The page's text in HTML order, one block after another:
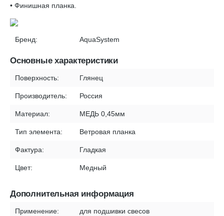
• Финишная планка.
Бренд: AquaSystem
Основные характеристики
Поверхность: Глянец
Производитель: Россия
Материал: МЕДЬ 0,45мм
Тип элемента: Ветровая планка
Фактура: Гладкая
Цвет: Медный
Дополнительная информация
Применение:
для подшивки свесов